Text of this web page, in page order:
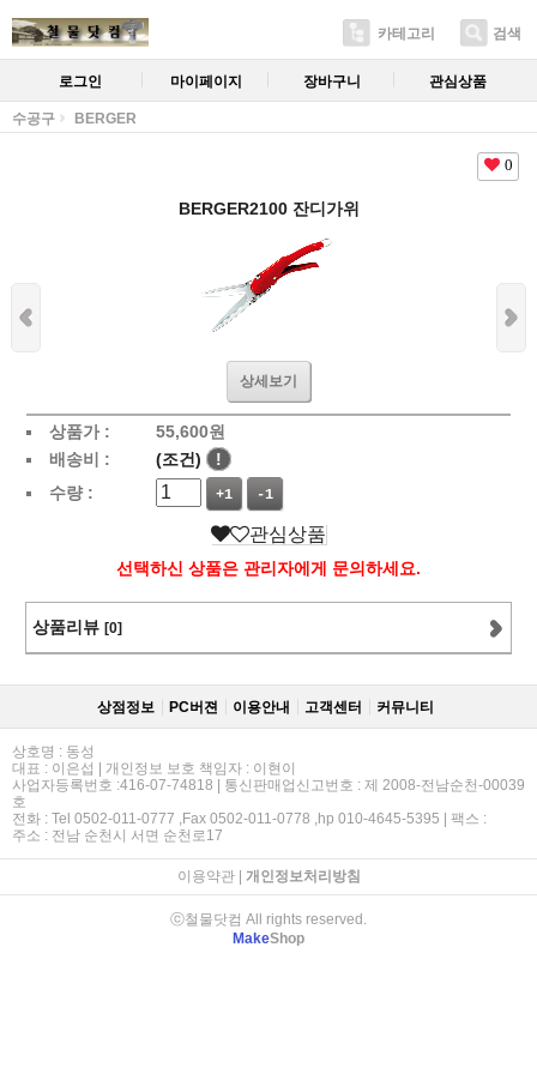
카테고리 검색
로그인 마이페이지 장바구니 관심상품
수공구 BERGER
0
BERGER2100 잔디가위
상세보기
상품가 : 55,600원
배송비 :
(조건)
!
수량 :
+1 -1
관심상품
선택하신 상품은 관리자에게 문의하세요.
상품리뷰 [0]
상점정보 PC버젼 이용안내 고객센터 커뮤니티
상호명 : 동성
대표 : 이은섭 | 개인정보 보호 책임자 : 이현이
사업자등록번호 :416-07-74818 | 통신판매업신고번호 : 제 2008-전남순천-00039
호
전화 : Tel 0502-011-0777 ,Fax 0502-011-0778 ,hp 010-4645-5395 | 팩스 :
주소 : 전남 순천시 서면 순천로17
이용약관| 개인정보처리방침
ⓒ철물닷컴 All rights reserved.
MakeShop